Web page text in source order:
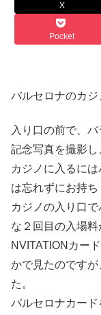
X
Pocket
バルセロナのカジ
入り口の前で、
記念写真を撮影し
カジノに入るに
は忘れずにお持ち
カジノの入り口
な２回目の入場
NVITATIONカー
かで見たのです
た。
バルセロナカー